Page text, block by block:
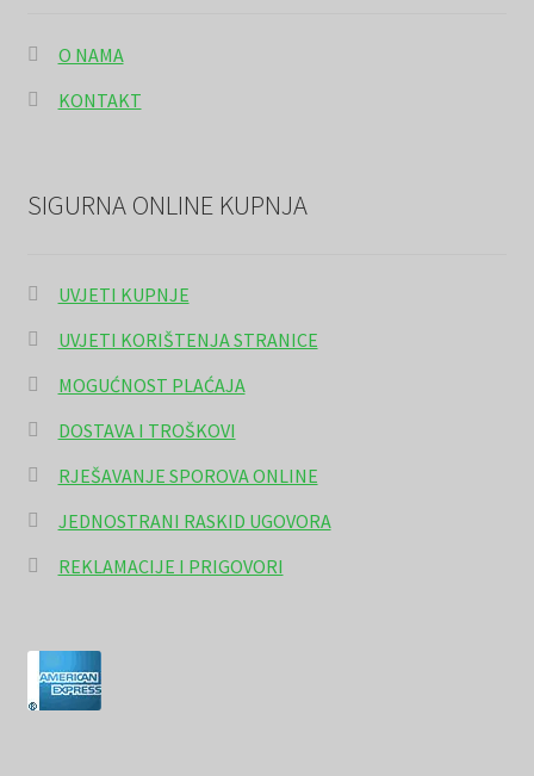
O NAMA
KONTAKT
SIGURNA ONLINE KUPNJA
UVJETI KUPNJE
UVJETI KORIŠTENJA STRANICE
MOGUĆNOST PLAĆAJA
DOSTAVA I TROŠKOVI
RJEŠAVANJE SPOROVA ONLINE
JEDNOSTRANI RASKID UGOVORA
REKLAMACIJE I PRIGOVORI